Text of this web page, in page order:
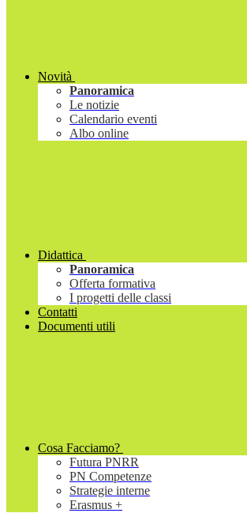
Novità
Panoramica
Le notizie
Calendario eventi
Albo online
Didattica
Panoramica
Offerta formativa
I progetti delle classi
Contatti
Documenti utili
Cosa Facciamo?
Futura PNRR
PN Competenze
Strategie interne
Erasmus +